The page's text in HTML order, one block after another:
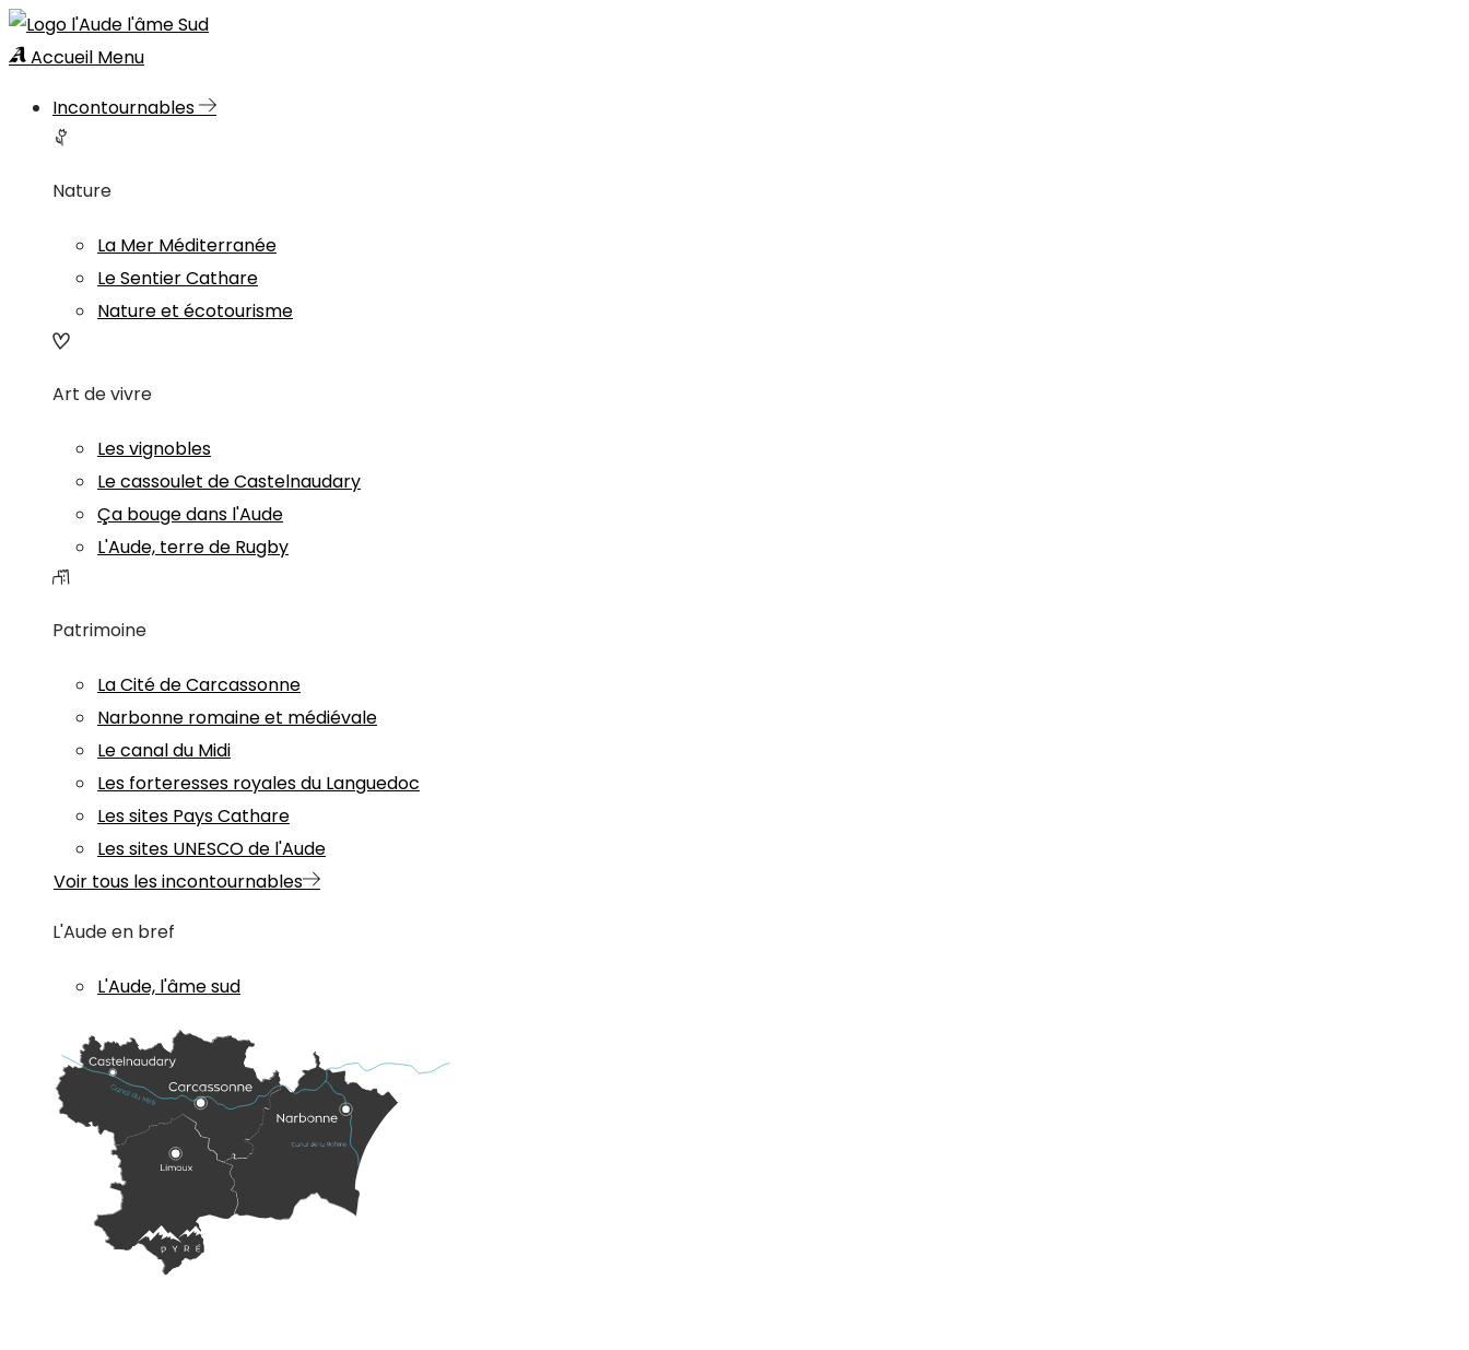
Accueil Menu
Incontournables
Nature
La Mer Méditerranée
Le Sentier Cathare
Nature et écotourisme
Art de vivre
Les vignobles
Le cassoulet de Castelnaudary
Ça bouge dans l'Aude
L'Aude, terre de Rugby
Patrimoine
La Cité de Carcassonne
Narbonne romaine et médiévale
Le canal du Midi
Les forteresses royales du Languedoc
Les sites Pays Cathare
Les sites UNESCO de l'Aude
Voir tous les incontournables
L'Aude en bref
L'Aude, l'âme sud